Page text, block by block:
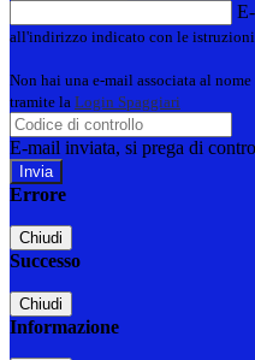
all'indirizzo indicato con le istruzioni
Non hai una e-mail associata al
tramite la Login Spaggiari
E-mail inviata, si prega di
Errore
Chiudi
Successo
Chiudi
Informazione